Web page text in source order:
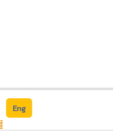
Eng